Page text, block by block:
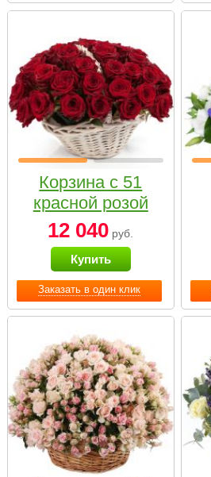
Заказать в один клик
Корзина с 51
красной розой
12 040 руб.
Купить